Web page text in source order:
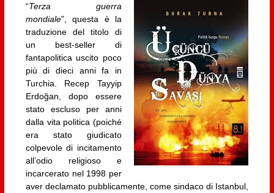
“Terza guerra
mondiale”, questa è la
traduzione del titolo di
un best-seller di
fantapolitica uscito poco
più di dieci anni fa in
Turchia. Recep Tayyip
Erdoğan, dopo essere
stato escluso per anni
dalla vita politica (poiché
era stato giudicato
colpevole di incitamento
all’odio religioso e
incarcerato nel 1998 per
aver declamato pubblicamente, come sindaco di Istanbul,